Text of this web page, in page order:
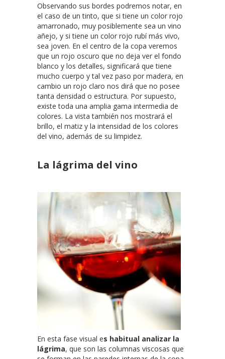
Observando sus bordes podremos notar, en
el caso de un tinto, que si tiene un color rojo
amarronado, muy posiblemente sea un vino
añejo, y si tiene un color rojo rubí más vivo,
sea joven. En el centro de la copa veremos
que un rojo oscuro que no deja ver el fondo
blanco y los detalles, significará que tiene
mucho cuerpo y tal vez paso por madera, en
cambio un rojo claro nos dirá que no posee
tanta densidad o estructura. Por supuesto,
existe toda una amplia gama intermedia de
colores. La vista también nos mostrará el
brillo, el matiz y la intensidad de los colores
del vino, además de su limpidez.
La lágrima del vino
En esta fase visual es habitual analizar la
lágrima, que son las columnas viscosas que